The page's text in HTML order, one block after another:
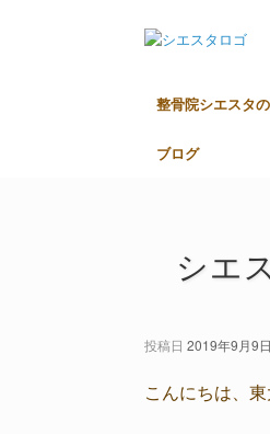
整骨院シエスタ
ブログ
シエ
投稿日 2019年9月9日
こんにちは、